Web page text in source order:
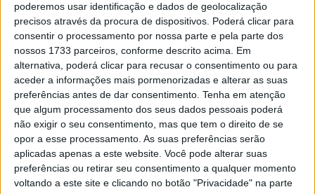
poderemos usar identificação e dados de geolocalização
precisos através da procura de dispositivos. Poderá clicar para
consentir o processamento por nossa parte e pela parte dos
nossos 1733 parceiros, conforme descrito acima. Em
alternativa, poderá clicar para recusar o consentimento ou para
aceder a informações mais pormenorizadas e alterar as suas
preferências antes de dar consentimento. Tenha em atenção
que algum processamento dos seus dados pessoais poderá
não exigir o seu consentimento, mas que tem o direito de se
opor a esse processamento. As suas preferências serão
aplicadas apenas a este website. Você pode alterar suas
preferências ou retirar seu consentimento a qualquer momento
voltando a este site e clicando no botão "Privacidade" na parte
Esta e outras notícias para ouvir na Estação Diária – 96.8
FM ou em www.968.fm.
Pub
TAGS Covid-19